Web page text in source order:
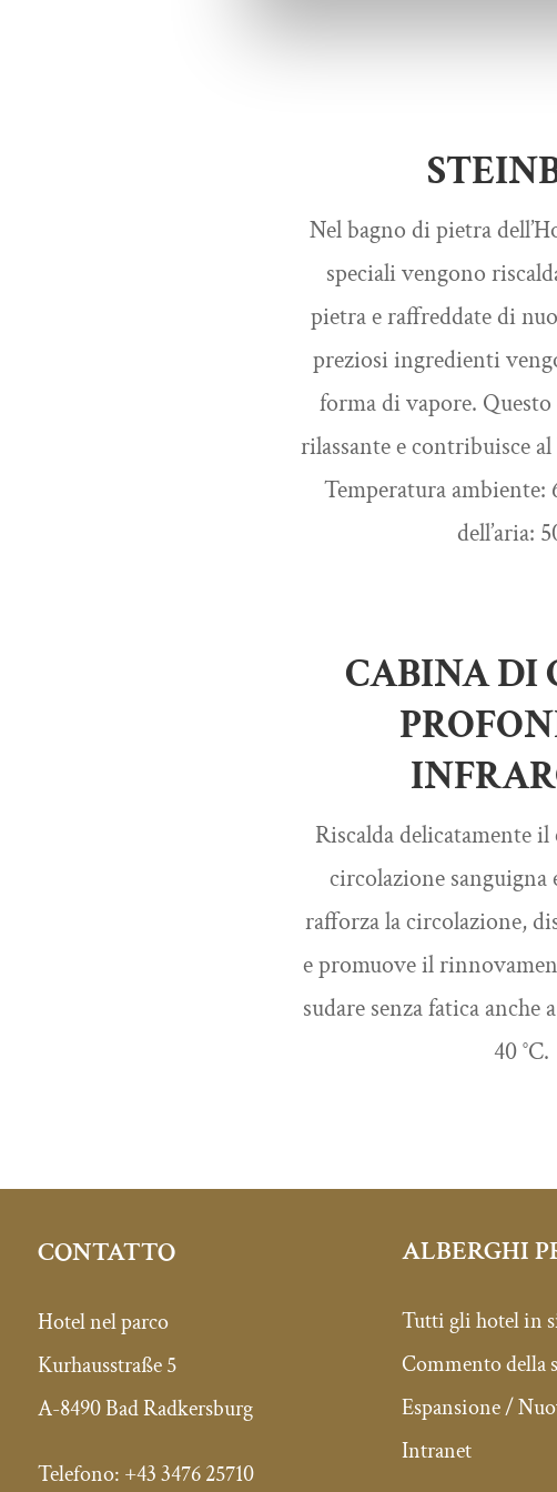
Nel bagno di pietra
speciali vengono
pietra e raffreddate di
preziosi ingredienti
forma di vapore. Questo
rilassante e contribuisce al
Temperatura ambiente:
dell’aria:
CABINA DI
Riscalda delicatamente
circolazione
rafforza la circolazione,
e promuove il
sudare senza fatica anche
40 °C.
CONTATTO
Hotel nel parco
Kurhausstraße 5
A-8490 Bad Radkersburg
Telefono: +43 3476 25710
ALBERGHI
Tutti gli hotel in
Commento della
Espansione /
Intranet